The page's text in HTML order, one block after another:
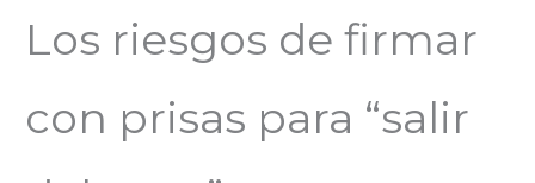
Los riesgos de firmar
con prisas para “salir